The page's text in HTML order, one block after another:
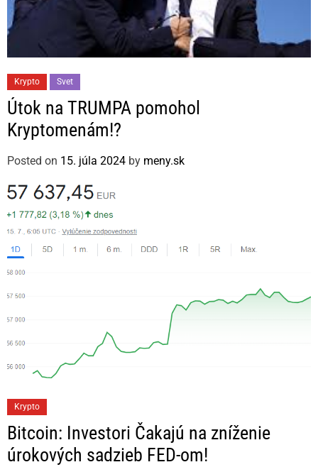
a
t
e
o
r
e
Krypto Svet
Útok na TRUMPA pomohol
Kryptomenám!?
Posted on 15. júla 2024 by meny.sk
a
t
e
Krypto
Bitcoin: Investori Čakajú na zníženie
úrokových sadzieb FED-om!